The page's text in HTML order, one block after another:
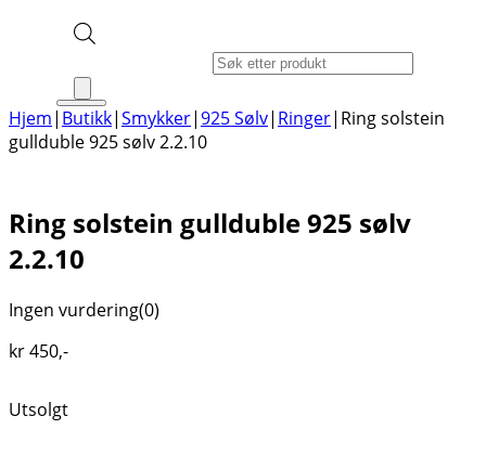
Hjem| Butikk|Smykker|925 Sølv| Ringer| Ring solstein
gullduble 925 sølv 2.2.10
Ring solstein gullduble 925 sølv
2.2.10
Ingen vurdering(0)
kr450,-
Utsolgt